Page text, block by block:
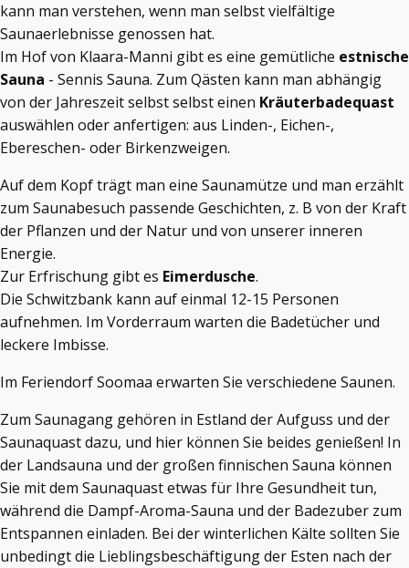
kann man verstehen, wenn man selbst vielfältige
Saunaerlebnisse genossen hat.
Im Hof von Klaara-Manni gibt es eine gemütliche estnische
Sauna - Sennis Sauna. Zum Qästen kann man abhängig
von der Jahreszeit selbst selbst einen Kräuterbadequast
auswählen oder anfertigen: aus Linden-, Eichen-,
Ebereschen- oder Birkenzweigen.
Auf dem Kopf trägt man eine Saunamütze und man erzählt
zum Saunabesuch passende Geschichten, z. B von der Kraft
der Pflanzen und der Natur und von unserer inneren
Energie.
Zur Erfrischung gibt es Eimerdusche.
Die Schwitzbank kann auf einmal 12-15 Personen
aufnehmen. Im Vorderraum warten die Badetücher und
leckere Imbisse.
Im Feriendorf Soomaa erwarten Sie verschiedene Saunen.
Zum Saunagang gehören in Estland der Aufguss und der
Saunaquast dazu, und hier können Sie beides genießen! In
der Landsauna und der großen finnischen Sauna können
Sie mit dem Saunaquast etwas für Ihre Gesundheit tun,
während die Dampf-Aroma-Sauna und der Badezuber zum
Entspannen einladen. Bei der winterlichen Kälte sollten Sie
unbedingt die Lieblingsbeschäftigung der Esten nach der